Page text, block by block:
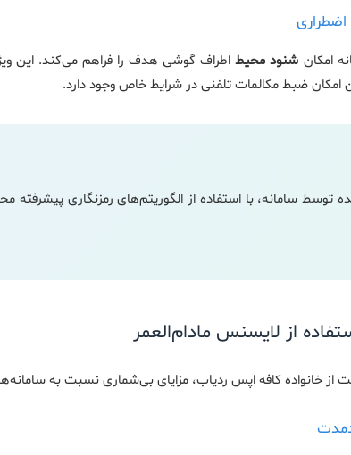
امکان شنود محیطاطراف گوشی هدف را فراهم می‌کند. این
ضبط مکالمات تلفنی در شرایط خاص وجود دارد.
توسط سامانه، با استفاده از الگوریتم‌های رمزنگاری
از لایسنس مادام‌العمر
از خانواده کافه اپس ردیاب، مزایای بی‌شماری نسبت به